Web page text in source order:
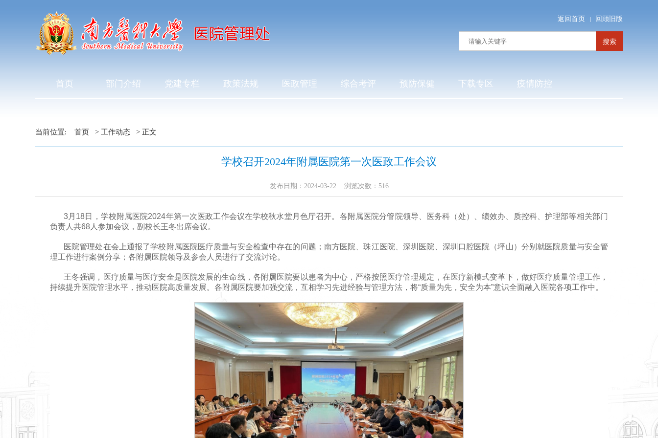
返回首页 回顾旧版
搜索
首页 部门介绍 党建专栏 政策法规 医政管理 综合考评 预防保健 下载专区 疫情防控
当前位置: 首页 > 工作动态 > 正文
学校召开2024年附属医院第一次医政工作会议
发布日期：2024-03-22 浏览次数： 516
3月18日，学校附属医院2024年第一次医政工作会议在学校秋水堂月色厅召开。各附属医院分管院领导、医务科（处）、绩效办、质控科、护理部等相关部门
负责人共68人参加会议，副校长王冬出席会议。
医院管理处在会上通报了学校附属医院医疗质量与安全检查中存在的问题；南方医院、珠江医院、深圳医院、深圳口腔医院（坪山）分别就医院质量与安全管
理工作进行案例分享；各附属医院领导及参会人员进行了交流讨论。
王冬强调，医疗质量与医疗安全是医院发展的生命线，各附属医院要以患者为中心，严格按照医疗管理规定，在医疗新模式变革下，做好医疗质量管理工作，
持续提升医院管理水平，推动医院高质量发展。各附属医院要加强交流，互相学习先进经验与管理方法，将“质量为先，安全为本”意识全面融入医院各项工作中。